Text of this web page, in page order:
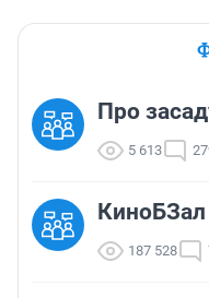
Про
5 613
187 528